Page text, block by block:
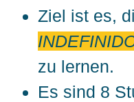
Ziel ist es,
zu lernen.
Es sind 8